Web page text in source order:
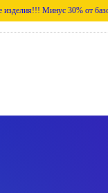
Минус 30% от базовой цены